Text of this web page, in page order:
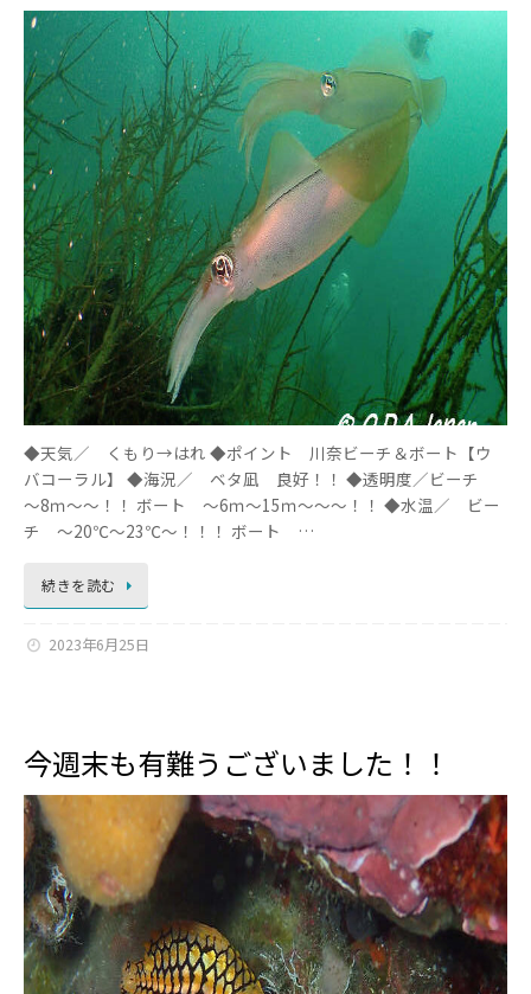
◆天気／ くもり→はれ ◆ポイント 川奈ビーチ＆ボート【ウ
バコーラル】 ◆海況／ ベタ凪 良好！！ ◆透明度／ビーチ
～8ｍ～～！！ ボート ～6ｍ～15ｍ～～～！！ ◆水温／ ビー
チ ～20℃～23℃～！！！ ボート …
続きを読む
2023年6月25日
今週末も有難うございました！！